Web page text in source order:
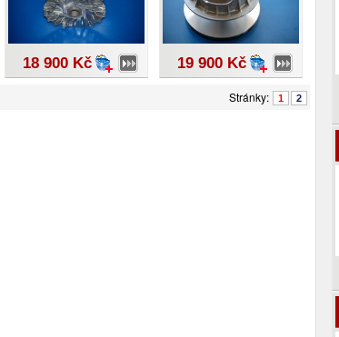
18 900 Kč 19 900 Kč
Stránky: 1 2